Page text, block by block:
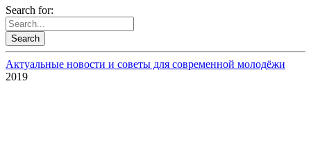
Search for:
Актуальные новости и советы для современной молодёжи
2019